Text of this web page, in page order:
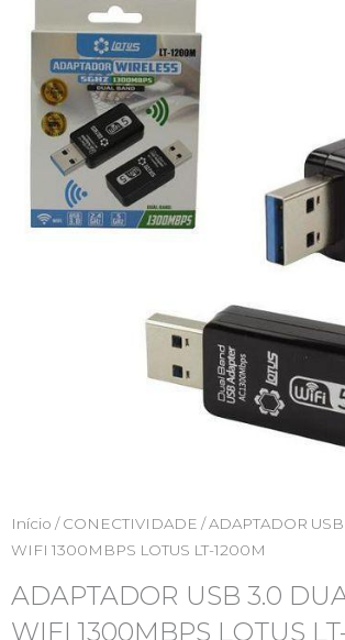
Início /CONECTIVIDADE / ADAPTADOR
WIFI 1300MBPS LOTUS LT-1200M
ADAPTADOR USB 3.0
WIFI 1300MBPS LOTUS